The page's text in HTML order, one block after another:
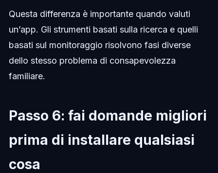
Questa differenza è importante quando valuti
un’app. Gli strumenti basati sulla ricerca e quelli
basati sul monitoraggio risolvono fasi diverse
dello stesso problema di consapevolezza
familiare.
Passo 6: fai domande migliori
prima di installare qualsiasi
cosa